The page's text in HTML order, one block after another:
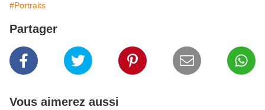
#Portraits
Partager
Vous aimerez aussi